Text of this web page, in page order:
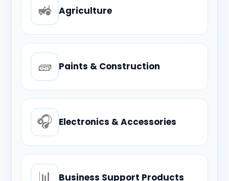
🚜 Agriculture
🧱 Paints & Construction
🎧 Electronics & Accessories
Business Support Products